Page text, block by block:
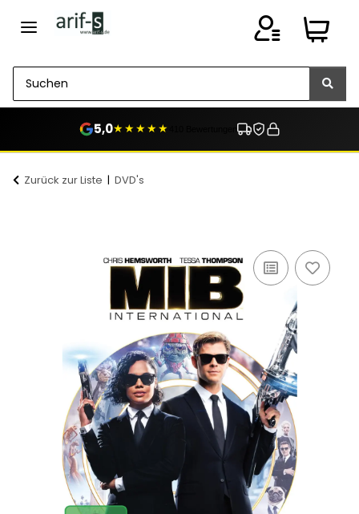
5,0★★★★★
Zurück zur Liste DVD's